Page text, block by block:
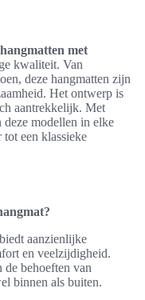
hangmatten met
kwaliteit. Van
deze hangmatten zijn
Het ontwerp is
aantrekkelijk. Met
deze modellen in elke
een klassieke
aanzienlijke
en veelzijdigheid.
behoeften van
binnen als buiten.